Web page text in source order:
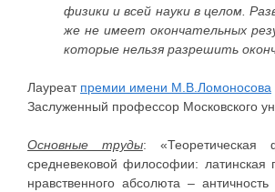
физики и всей науки в целом.
же не имеет окончательных
которые нельзя разрешить
Лауреат премии имени М.В.Ломоносова
Заслуженный профессор Московского
Основные труды: «Теоретическая
средневековой философии:
нравственного абсолюта –